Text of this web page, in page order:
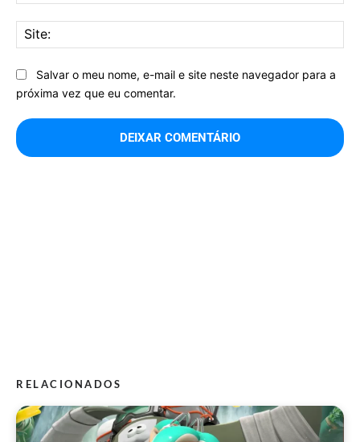
Salvar o meu nome, e-mail e site neste navegador para a
próxima vez que eu comentar.
RELACIONADOS